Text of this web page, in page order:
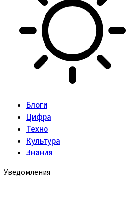
Блоги
Цифра
Техно
Культура
Знания
Уведомления